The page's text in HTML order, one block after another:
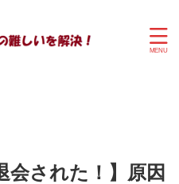
会された！】原因